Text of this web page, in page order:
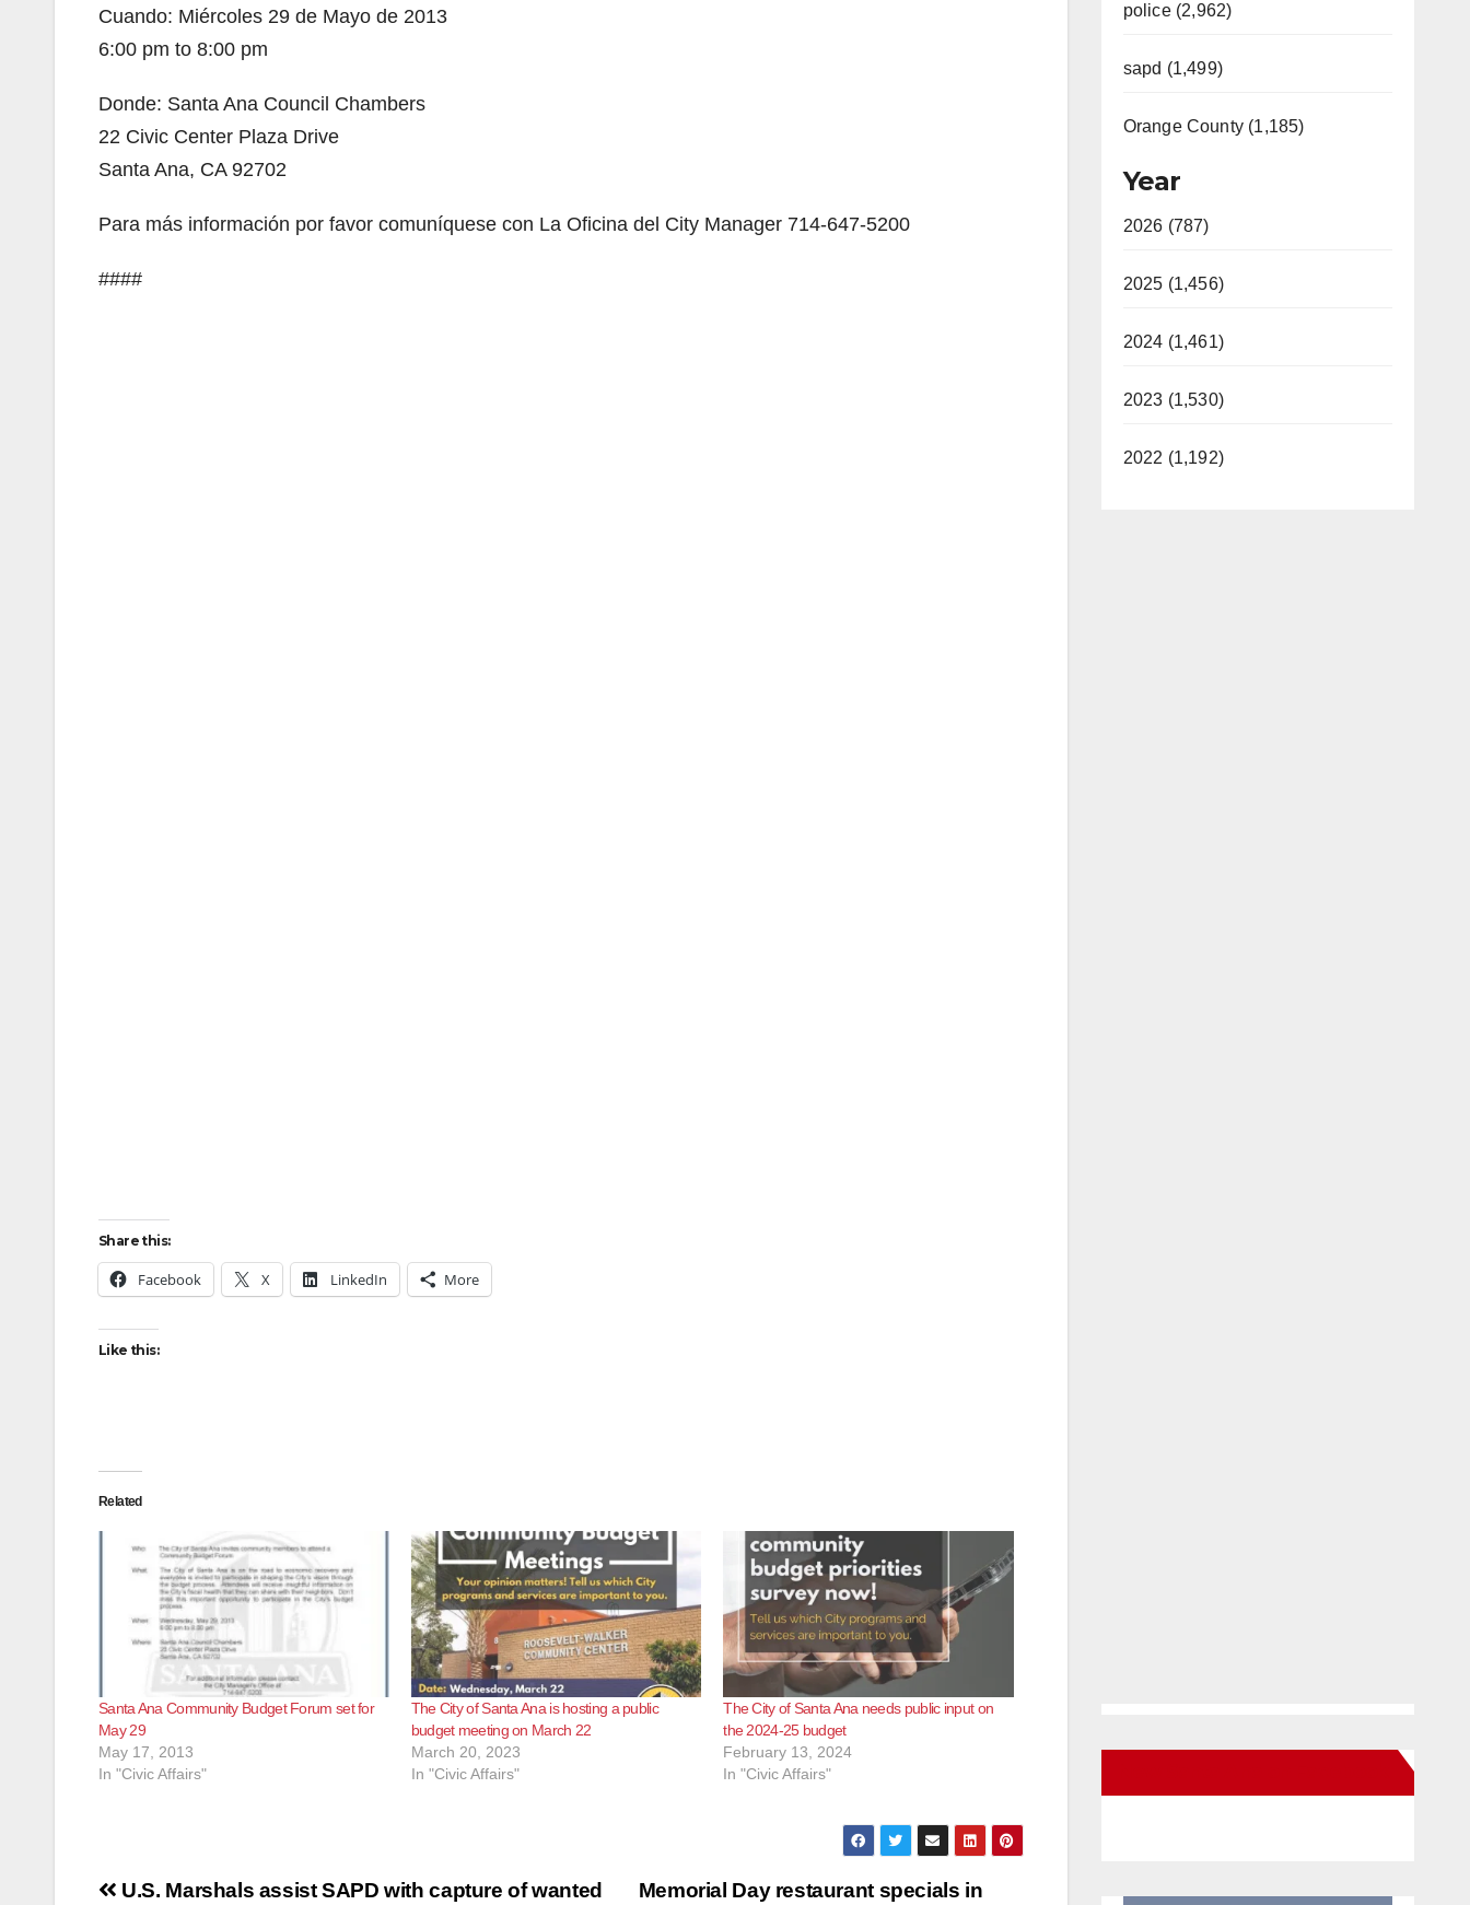
Cuando: Miércoles 29 de Mayo de 2013
6:00 pm to 8:00 pm
Donde: Santa Ana Council Chambers
22 Civic Center Plaza Drive
Santa Ana, CA 92702
Para más información por favor comuníquese con La Oficina del City Manager 714-647-5200
####
Share this:
Facebook X LinkedIn More
Like this:
Related
Santa Ana Community Budget Forum set for
May 29
May 17, 2013
In "Civic Affairs"
The City of Santa Ana is hosting a public
budget meeting on March 22
March 20, 2023
In "Civic Affairs"
The City of Santa Ana needs public input on
the 2024-25 budget
February 13, 2024
In "Civic Affairs"
Post Memorial Day restaurant specials in
U.S. Marshals assist SAPD with capture of wanted
police (2,962)
sapd (1,499)
Orange County (1,185)
Year
2026 (787)
2025 (1,456)
2024 (1,461)
2023 (1,530)
2022 (1,192)